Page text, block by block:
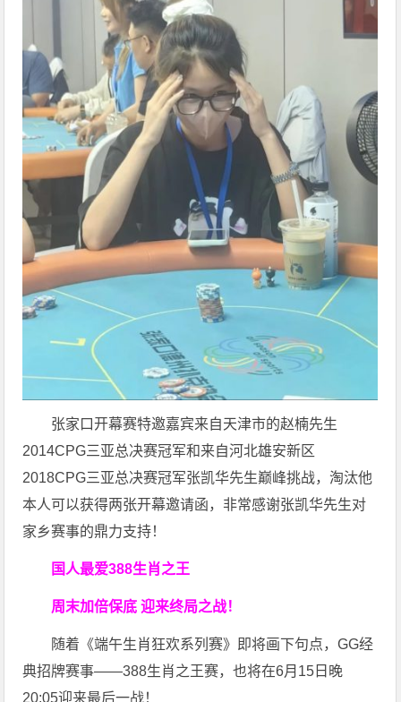
张家口开幕赛特邀嘉宾来自天津市的赵楠先生
2014CPG三亚总决赛冠军和来自河北雄安新区
2018CPG三亚总决赛冠军张凯华先生巅峰挑战，淘汰他
本人可以获得两张开幕邀请函，非常感谢张凯华先生对
家乡赛事的鼎力支持！
国人最爱388生肖之王
周末加倍保底 迎来终局之战！
随着《端午生肖狂欢系列赛》即将画下句点，GG经
典招牌赛事——388生肖之王赛，也将在6月15日晚
20:05迎来最后一战！